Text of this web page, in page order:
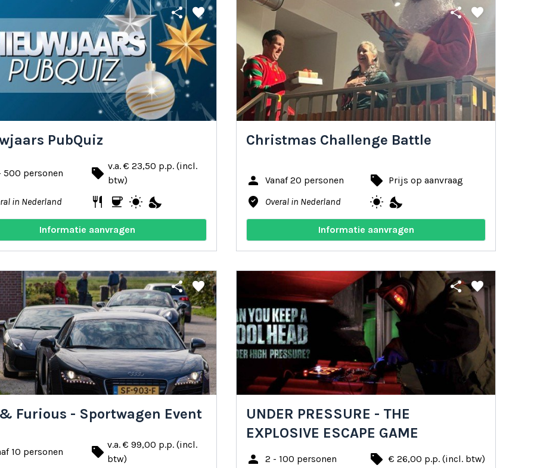
share favorite
PubQuiz
500 personen local_offer v.a. € 23,50 p.p. (incl.
btw)
in Nederland restaurant coffee wb_sunny nights_stay
Informatie aanvragen
share favorite
Christmas Challenge Battle
person Vanaf 20 personen local_offer Prijs op aanvraag
where_to_vote Overal in Nederland wb_sunny nights_stay
Informatie aanvragen
share favorite
Furious - Sportwagen Event
10 personen local_offer v.a. € 99,00 p.p. (incl.
btw)
share favorite
UNDER PRESSURE - THE
EXPLOSIVE ESCAPE GAME
person
2 - 100 personen local_offer € 26,00 p.p. (incl. btw)